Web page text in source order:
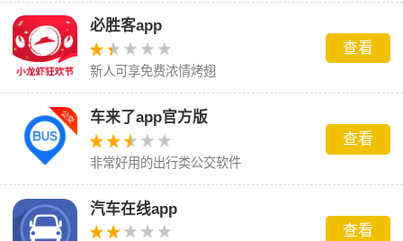
必胜客app
新人可享免费浓情烤翅
查看
车来了app官方版
非常好用的出行类公交软件
查看
汽车在线app
查看